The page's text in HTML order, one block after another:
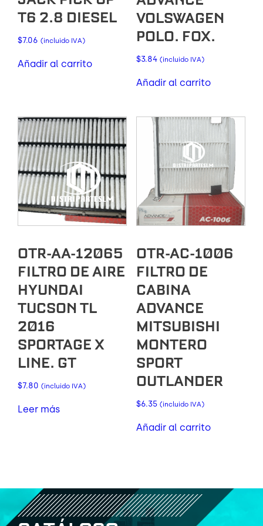
T6 2.8 DIESEL
$7.06 (incluido IVA)
Añadir al carrito
VOLSWAGEN
POLO. FOX.
$3.84 (incluido IVA)
Añadir al carrito
OTR-AA-12065
FILTRO DE AIRE
HYUNDAI
TUCSON TL
2016
SPORTAGE X
LINE. GT
$7.80 (incluido IVA)
Leer más
OTR-AC-1006
FILTRO DE
CABINA
ADVANCE
MITSUBISHI
MONTERO
SPORT
OUTLANDER
$6.35 (incluido IVA)
Añadir al carrito